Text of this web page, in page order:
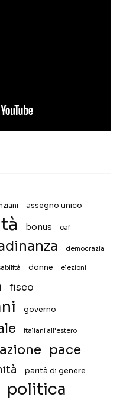
assegno unico
bonus caf
democrazia
donne elezioni
fisco
governo
italiani all'estero
pace
parità di genere
politica